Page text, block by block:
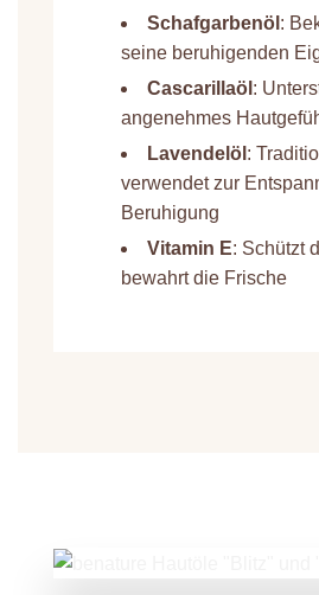
Schafgarbenöl :
seine beruhigenden
Cascarillaöl :
angenehmes
Lavendelöl :
verwendet zur
Beruhigung
Vitamin E: Schützt
bewahrt die Frische